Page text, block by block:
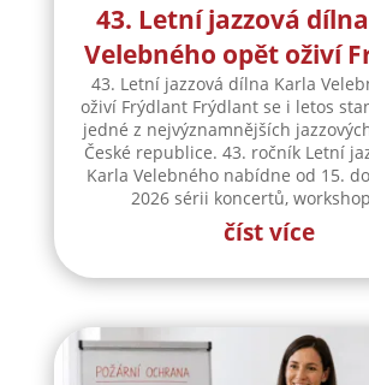
43. Letní jazzová
Velebného opět oživí
43. Letní jazzová dílna Karla
oživí Frýdlant Frýdlant se i letos
jedné z nejvýznamnějších
České republice. 43. ročník Letní
Karla Velebného nabídne od 15.
2026 sérii koncertů,
číst více